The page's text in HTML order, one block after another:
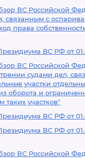
ВС Российской
связанным с
права
ВС РФ от
ВС Российской
судами дел,
участки
оборота и
таких участков"
ВС РФ от
ВС РФ от
ВС Российской